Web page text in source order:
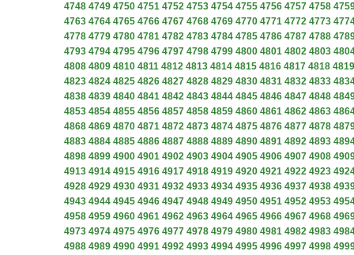
4748 4749 4750 4751 4752 4753 4754 4755 4756 4757 4758
4763 4764 4765 4766 4767 4768 4769 4770 4771 4772 4773
4778 4779 4780 4781 4782 4783 4784 4785 4786 4787 4788
4793 4794 4795 4796 4797 4798 4799 4800 4801 4802 4803
4808 4809 4810 4811 4812 4813 4814 4815 4816 4817 4818 4819
4823 4824 4825 4826 4827 4828 4829 4830 4831 4832 4833
4838 4839 4840 4841 4842 4843 4844 4845 4846 4847 4848
4853 4854 4855 4856 4857 4858 4859 4860 4861 4862 4863
4868 4869 4870 4871 4872 4873 4874 4875 4876 4877 4878
4883 4884 4885 4886 4887 4888 4889 4890 4891 4892 4893
4898 4899 4900 4901 4902 4903 4904 4905 4906 4907 4908
4913 4914 4915 4916 4917 4918 4919 4920 4921 4922 4923
4928 4929 4930 4931 4932 4933 4934 4935 4936 4937 4938
4943 4944 4945 4946 4947 4948 4949 4950 4951 4952 4953
4958 4959 4960 4961 4962 4963 4964 4965 4966 4967 4968
4973 4974 4975 4976 4977 4978 4979 4980 4981 4982 4983
4988 4989 4990 4991 4992 4993 4994 4995 4996 4997 4998